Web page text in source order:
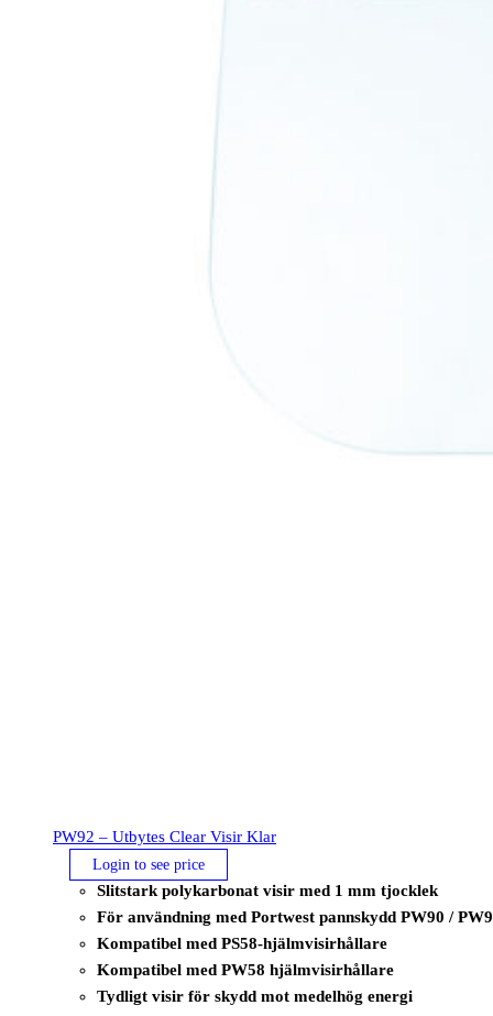
PW92 – Utbytes Clear Visir Klar
Login to see price
Slitstark polykarbonat visir med 1 mm tjocklek
För användning med Portwest pannskydd PW90 /
Kompatibel med PS58-hjälmvisirhållare
Kompatibel med PW58 hjälmvisirhållare
Tydligt visir för skydd mot medelhög energi